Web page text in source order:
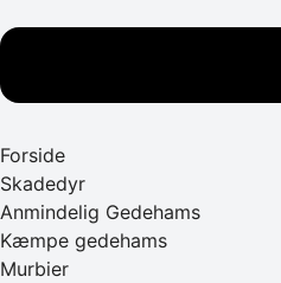
Forside
Skadedyr
Anmindelig Gedehams
Kæmpe gedehams
Murbier